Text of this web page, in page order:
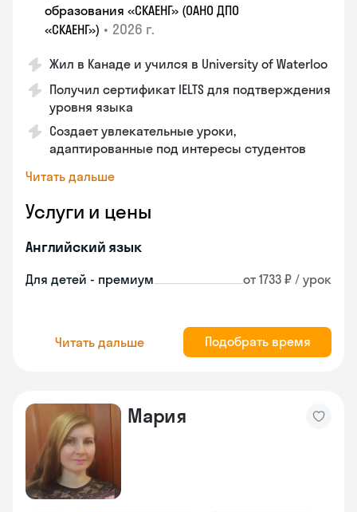
образования «СКАЕНГ» (ОАНО ДПО
«СКАЕНГ») • 2026 г.
Жил в Канаде и учился в University of Waterloo
Получил сертификат IELTS для подтверждения
уровня языка
Создает увлекательные уроки,
адаптированные под интересы студентов
Читать дальше
Услуги и цены
Английский язык
Для детей - премиум от 1733 ₽ / урок
Читать дальше Подобрать время
Мария